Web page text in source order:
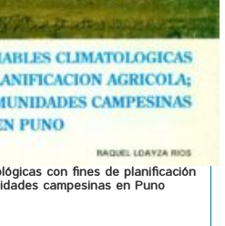
con fines de planificación
campesinas en Puno